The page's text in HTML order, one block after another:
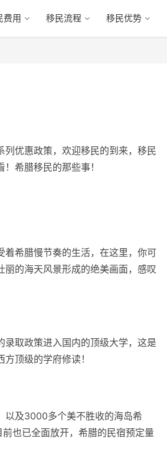
费用 移民流程 移民优势
优惠政策，欢迎移民的到来，移民
希腊移民的那些事！
希腊慢节奏的生活，在这里，你可
的海天风景形成的绝美画面，感叹
取政策进入国内的顶级大学，这是
顶级的学府修读！
以及3000多个美不胜收的海岛希
也已全面放开，希腊的民宿预定量